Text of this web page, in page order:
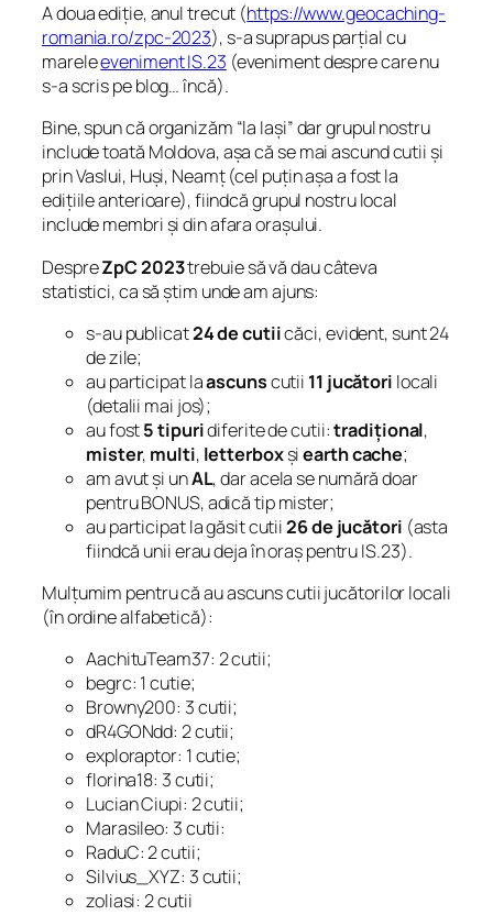
A doua ediție, anul trecut (https://www.geocaching-
romania.ro/zpc-2023), s-a suprapus parțial cu
mareleeveniment IS.23 (eveniment despre care nu
s-a scris pe blog… încă).
Bine, spun că organizăm “la Iași” dar grupul nostru
include toată Moldova, așa că se mai ascund cutii și
prin Vaslui, Huși, Neamț (cel puțin așa a fost la
edițiile anterioare), fiindcă grupul nostru local
include membri și din afara orașului.
DespreZpC 2023trebuie să vă dau câteva
statistici, ca să știm unde am ajuns:
s-au publicat24 de cutiicăci, evident, sunt 24
de zile;
au participat laascunscutii 11 jucători locali
(detalii mai jos);
au fost5 tipuridiferite de cutii:tradițional,
mister, multi, letterboxșiearth cache;
am avut și unAL, dar acela se numără doar
pentru BONUS, adică tip mister;
au participat la găsit cutii26 de jucători (asta
fiindcă unii erau deja în oraș pentru IS.23).
Mulțumim pentru că au ascuns cutii jucătorilor locali
(în ordine alfabetică):
AachituTeam37: 2 cutii;
begrc: 1 cutie;
Browny200: 3 cutii;
dR4GONdd: 2 cutii;
exploraptor: 1 cutie;
florina18: 3 cutii;
Lucian Ciupi: 2 cutii;
Marasileo: 3 cutii:
RaduC: 2 cutii;
Silvius_XYZ: 3 cutii;
zoliasi: 2 cutii